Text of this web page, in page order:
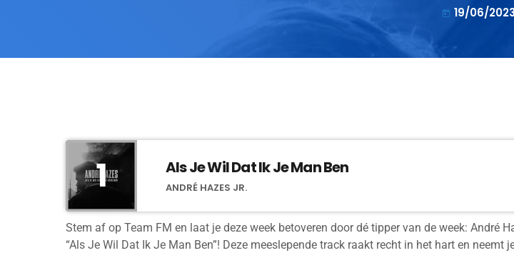
today 19/06/2023
1 Als Je Wil Dat Ik Je Man Ben
ANDRÉ HAZES JR.
Stem af op Team FM en laat je deze week betoveren door dé tipper van de week: André
“Als Je Wil Dat Ik Je Man Ben”! Deze meeslepende track raakt recht in het hart en neemt